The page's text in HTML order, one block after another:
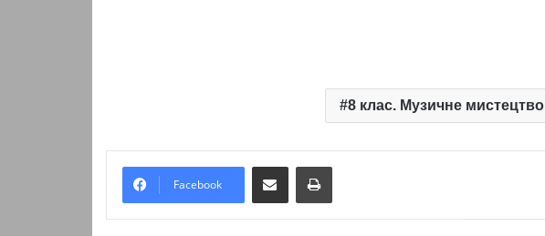
8 клас. Музичне мистецтво
Facebook
Надіслати електронною поштоюНадрукувати